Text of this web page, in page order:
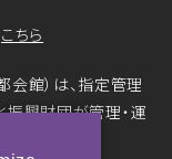
こちら
館）は、指定管理
興財団が管理・運